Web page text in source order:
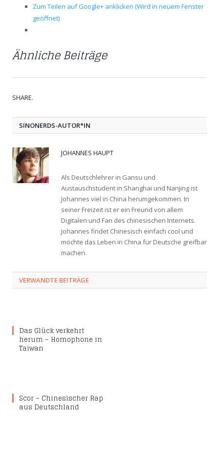
Zum Teilen auf Google+ anklicken (Wird in neuem Fenster
geöffnet)
Ähnliche Beiträge
SHARE.
SINONERDS-AUTOR*IN
JOHANNES HAUPT
Als Deutschlehrer in Gansu und
Austauschstudent in Shanghai und Nanjing ist
Johannes viel in China herumgekommen. In
seiner Freizeit ist er ein Freund von allem
Digitalen und Fan des chinesischen Internets.
Johannes findet Chinesisch einfach cool und
möchte das Leben in China für Deutsche greifbar
machen.
VERWANDTE BEITRÄGE
Das Glück verkehrt
herum – Homophone in
Taiwan
Scor – Chinesischer Rap
aus Deutschland